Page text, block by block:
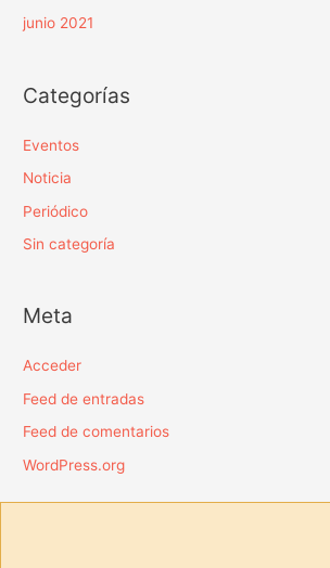
junio 2021
Categorías
Eventos
Noticia
Periódico
Sin categoría
Meta
Acceder
Feed de entradas
Feed de comentarios
WordPress.org